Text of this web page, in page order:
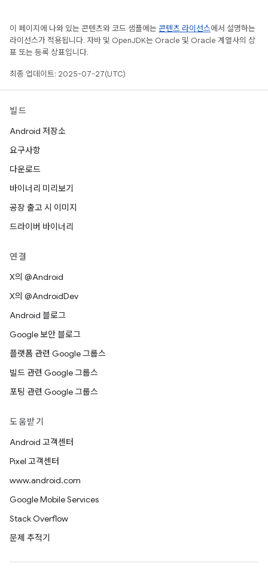
이 페이지에 나와 있는 콘텐츠와 코드 샘플에는 콘텐츠 라이선스에서 설명하는
라이선스가 적용됩니다. 자바 및 OpenJDK는 Oracle 및 Oracle 계열사의 상
표 또는 등록 상표입니다.
최종 업데이트: 2025-07-27(UTC)
빌드
Android 저장소
요구사항
다운로드
바이너리 미리보기
공장 출고 시 이미지
드라이버 바이너리
연결
X의 @Android
X의 @AndroidDev
Android 블로그
Google 보안 블로그
플랫폼 관련 Google 그룹스
빌드 관련 Google 그룹스
포팅 관련 Google 그룹스
도움받기
Android 고객센터
Pixel 고객센터
www.android.com
Google Mobile Services
Stack Overflow
문제 추적기